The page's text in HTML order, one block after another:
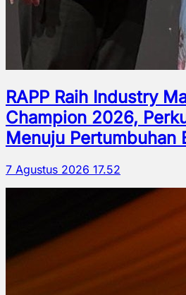
RAPP Raih Industry
Champion 2026,
Menuju Pertumbuhan
7 Agustus 2026 17.52